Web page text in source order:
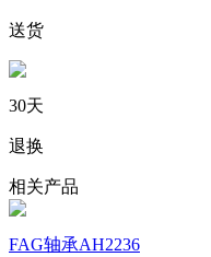
送货
30天
退换
相关产品
FAG轴承AH2236